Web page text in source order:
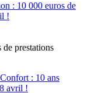
prestations